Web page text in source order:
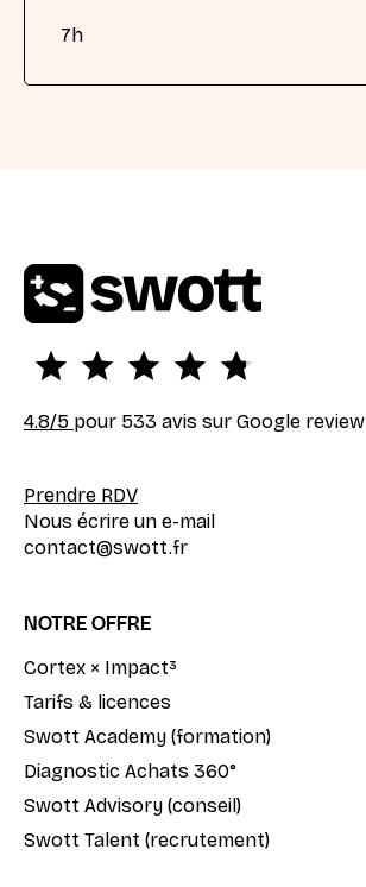
7h
4.8/5 pour 533 avis sur Google review
Prendre RDV
Nous écrire un e-mail
contact@swott.fr
NOTRE OFFRE
Cortex × Impact³
Tarifs & licences
Swott Academy (formation)
Diagnostic Achats 360°
Swott Advisory (conseil)
Swott Talent (recrutement)